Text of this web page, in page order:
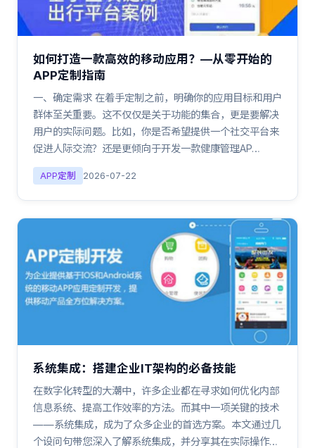
如何打造一款高效的移动应用？—从零开始的
APP定制指南
一、确定需求 在着手定制之前，明确你的应用目标和用户
群体至关重要。这不仅仅是关于功能的集合，更是要解决
用户的实际问题。比如，你是否希望提供一个社交平台来
促进人际交流？还是更倾向于开发一款健康管理AP…
APP定制 2026-07-22
系统集成：搭建企业IT架构的必备技能
在数字化转型的大潮中，许多企业都在寻求如何优化内部
信息系统、提高工作效率的方法。而其中一项关键的技术
——系统集成，成为了众多企业的首选方案。本文通过几
个设问句带您深入了解系统集成，并分享其在实际操作…